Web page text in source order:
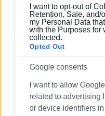
I want to opt-out of
Retention, Sale, and/
my Personal Data
with the Purposes for
collected.
Opted Out
Google consents
I want to allow
related to advertising
or device identifiers
ΚΩΣΤΑΣ ΣΠΙΓΓΟΣ
Ο Κωνσταντίνος Χρ.
στην Κέρκυρα. Είναι
Ιατρικής Σχολής του
Ψυχιατρικό